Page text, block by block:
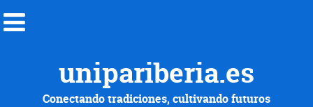
unipariberia.es
Conectando tradiciones, cultivando futuros